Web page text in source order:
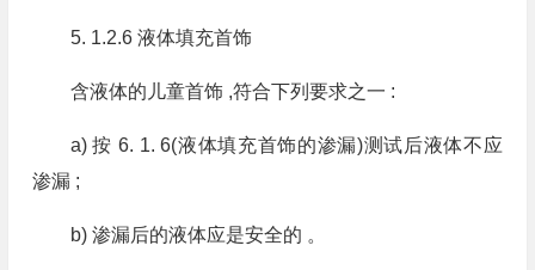
5. 1.2.6 液体填充首饰
含液体的儿童首饰 ,符合下列要求之一 :
a) 按 6. 1. 6(液体填充首饰的渗漏)测试后液体不应
渗漏 ;
b) 渗漏后的液体应是安全的 。